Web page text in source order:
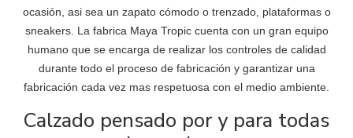
ocasión, asi sea un zapato cómodo o trenzado, plataformas o
sneakers. La fabrica Maya Tropic cuenta con un gran equipo
humano que se encarga de realizar los controles de calidad
durante todo el proceso de fabricación y garantizar una
fabricación cada vez mas respetuosa con el medio ambiente.
Calzado pensado por y para todas